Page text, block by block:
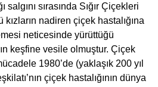
salgını sırasında Sığır Çiçekleri
kızların nadiren çiçek hastalığına
neticesinde yürüttüğü
keşfine vesile olmuştur. Çiçek
1980’de (yaklaşık 200 yıl
çiçek hastalığının dünya